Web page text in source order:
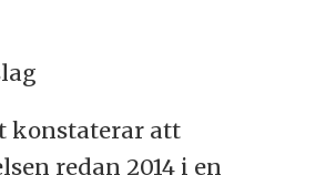
konstaterar att
redan 2014 i en